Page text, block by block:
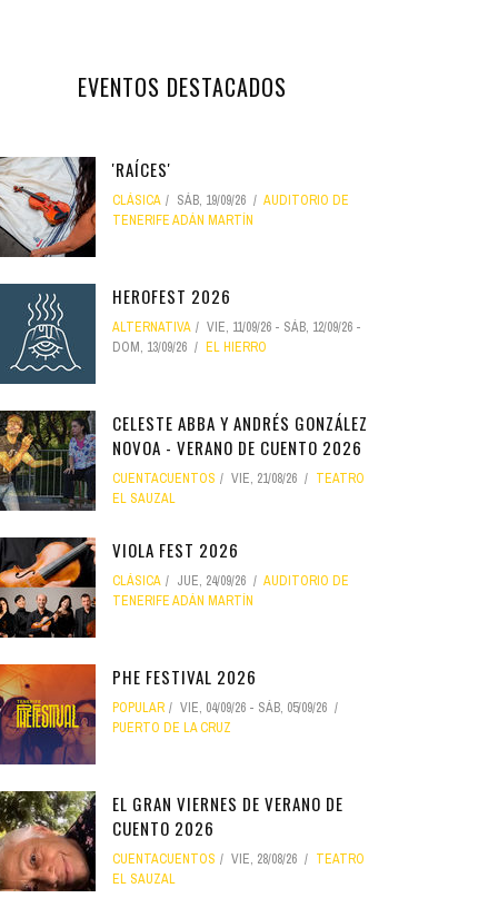
EVENTOS DESTACADOS
'RAÍCES'
CLÁSICA SÁB, 19/09/26
AUDITORIO DE
TENERIFE ADÁN MARTÍN
HEROFEST 2026
ALTERNATIVA VIE, 11/09/26 - SÁB, 12/09/26 -
DOM, 13/09/26
EL HIERRO
CELESTE ABBA Y ANDRÉS GONZÁLEZ
NOVOA - VERANO DE CUENTO 2026
CUENTACUENTOS VIE, 21/08/26
TEATRO
EL SAUZAL
VIOLA FEST 2026
CLÁSICA JUE, 24/09/26
AUDITORIO DE
TENERIFE ADÁN MARTÍN
PHE FESTIVAL 2026
POPULAR VIE, 04/09/26 - SÁB, 05/09/26
PUERTO DE LA CRUZ
EL GRAN VIERNES DE VERANO DE
CUENTO 2026
CUENTACUENTOS VIE, 28/08/26
TEATRO
EL SAUZAL